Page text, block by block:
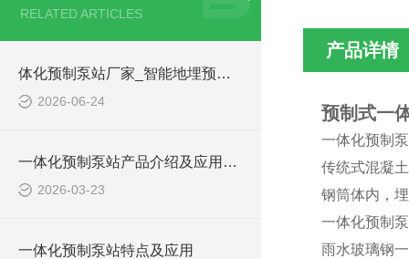
RELATED ARTICLES
体化预制泵站厂家_智能地埋预制泵站-凌科环保
2026-06-24
一体化预制泵站产品介绍及应用范围
2026-03-23
一体化预制泵站特点及应用
产品详情
预制式一
一体化预制
传统式混凝
钢筒体内，
一体化预制
雨水玻璃钢